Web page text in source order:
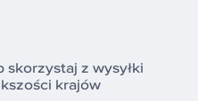
z wysyłki
krajów